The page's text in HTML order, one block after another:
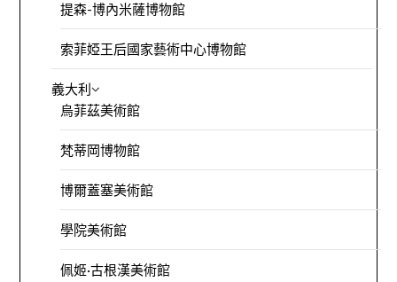
提森-博內米薩博物館
索菲婭王后國家藝術中心博物館
義大利
烏菲茲美術館
梵蒂岡博物館
博爾蓋塞美術館
學院美術館
佩姬·古根漢美術館